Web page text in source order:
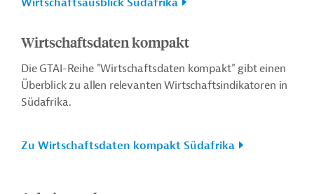
Wirtschaftsausblick Südafrika
Wirtschaftsdaten kompakt
Die GTAI-Reihe "Wirtschaftsdaten kompakt" gibt einen
Überblick zu allen relevanten Wirtschaftsindikatoren in
Südafrika.
Zu Wirtschaftsdaten kompakt Südafrika